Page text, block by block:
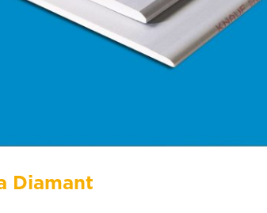
Diamant